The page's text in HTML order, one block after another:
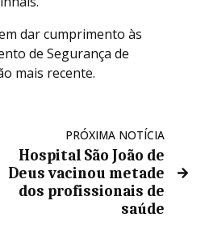
dar cumprimento às
de Segurança de
mais recente.
PRÓXIMA NOTÍCIA
Hospital São João de
Deus vacinou metade
dos profissionais de
saúde